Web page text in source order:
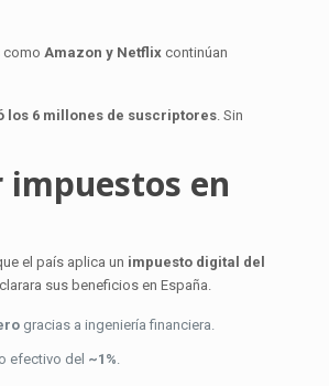
comoAmazon y Netflix continúan
los 6 millones de suscriptores. Sin
impuestos en
el país aplica un impuesto digital del
sus beneficios en España.
gracias a ingeniería financiera.
efectivo del ~1%.